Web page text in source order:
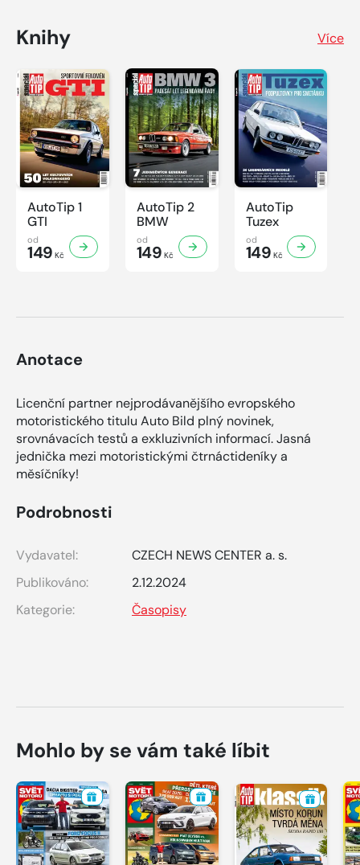
Knihy Více
AutoTip 1
GTI
od
149 Kč
AutoTip 2
BMW
od
149 Kč
AutoTip
Tuzex
od
149 Kč
Anotace
Licenční partner nejprodávanějšího evropského
motoristického titulu Auto Bild plný novinek,
srovnávacích testů a exkluzivních informací. Jasná
jednička mezi motoristickými čtrnáctideníky a
měsíčníky!
Podrobnosti
Vydavatel:
CZECH NEWS CENTER a. s.
Publikováno:
2.12.2024
Kategorie:
Časopisy
Mohlo by se vám také líbit